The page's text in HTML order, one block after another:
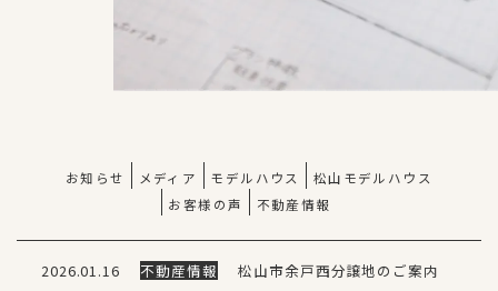
お知らせ メディア モデルハウス
松山モデルハウス
お客様の声
不動産情報
2026.01.16 不動産情報 松山市余戸西分譲地のご案内